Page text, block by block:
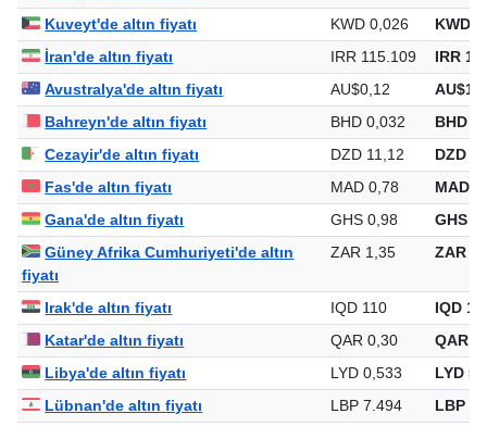
Kuveyt'de altın fiyatı
KWD 0,026
KWD
İran'de altın fiyatı
IRR 115.109
IRR
Avustralya'de altın fiyatı
AU$0,12
Bahreyn'de altın fiyatı
BHD 0,032
BHD
Cezayir'de altın fiyatı
DZD 11,12
DZD
Fas'de altın fiyatı
MAD 0,78
MAD
Gana'de altın fiyatı
GHS 0,98
GHS
Güney Afrika Cumhuriyeti'de altın
fiyatı
ZAR 1,35 ZAR
Irak'de altın fiyatı IQD 110
IQD
Katar'de altın fiyatı
QAR 0,30
QAR
Libya'de altın fiyatı
LYD 0,533
LYD
Lübnan'de altın fiyatı
LBP 7.494
LBP